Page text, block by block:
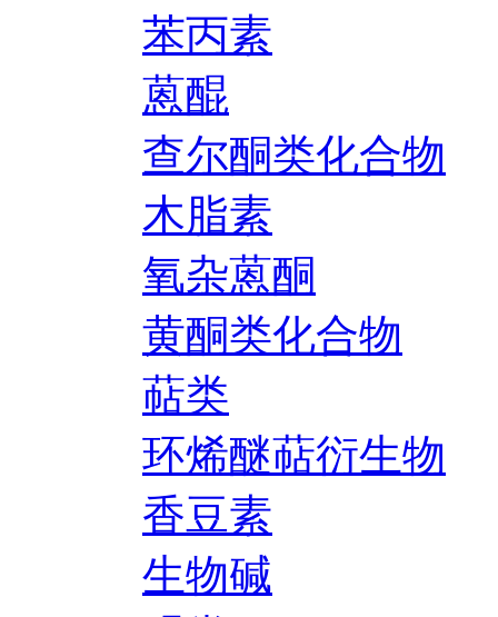
苯丙素
蒽醌
查尔酮类化合物
木脂素
氧杂蒽酮
黄酮类化合物
萜类
环烯醚萜衍生物
香豆素
生物碱